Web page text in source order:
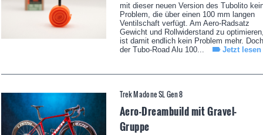
mit dieser neuen Version des Tubolito
Problem, die über einen 100 mm langen
Ventilschaft verfügt. Am Aero-Radsatz
Gewicht und Rollwiderstand zu
ist damit endlich kein Problem mehr. Doch
der Tubo-Road Alu 100...
Jetzt lesen
Trek Madone SL Gen 8
Aero-Dreambuild mit Gravel-
Gruppe